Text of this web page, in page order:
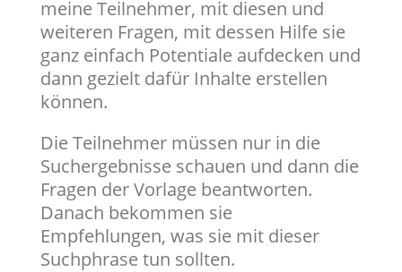
meine Teilnehmer, mit diesen und
weiteren Fragen, mit dessen Hilfe sie
ganz einfach Potentiale aufdecken und
dann gezielt dafür Inhalte erstellen
können.
Die Teilnehmer müssen nur in die
Suchergebnisse schauen und dann die
Fragen der Vorlage beantworten.
Danach bekommen sie
Empfehlungen, was sie mit dieser
Suchphrase tun sollten.